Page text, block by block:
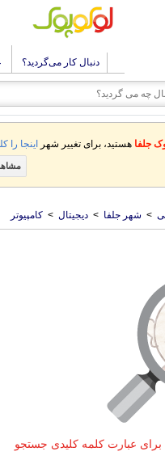
دنبال کار می‌گردید؟
جلفا هستید، برای تغییر شهر اینجا را
> شهر جلفا > دیجیتال > کامپیوتر
برای عبارت کلمه کلیدی جستجو